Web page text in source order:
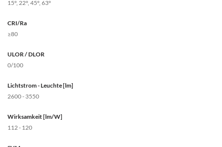
15°, 22°, 45°, 63°
CRI/Ra
≥80
ULOR / DLOR
0/100
Lichtstrom - Leuchte [lm]
2600 - 3550
Wirksamkeit [lm/W]
112 - 120